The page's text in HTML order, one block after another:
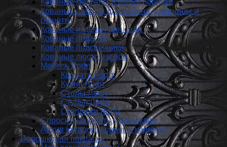
Кованые мангалы и дымосборники
Кованые наборы для камина, дровницы и
решётки
Кованые изделия для сада
Кованые подарки
Кованые подсвечники
Кованые люстры и бра
Мебель Лофт
Кровати Лофт
Кухни Лофт
Столы Лофт
Стулья Лофт
Стеллажи Лофт
Спросить/заказать в один клик
Архив каталога кованых изделий
Порошковая покраска